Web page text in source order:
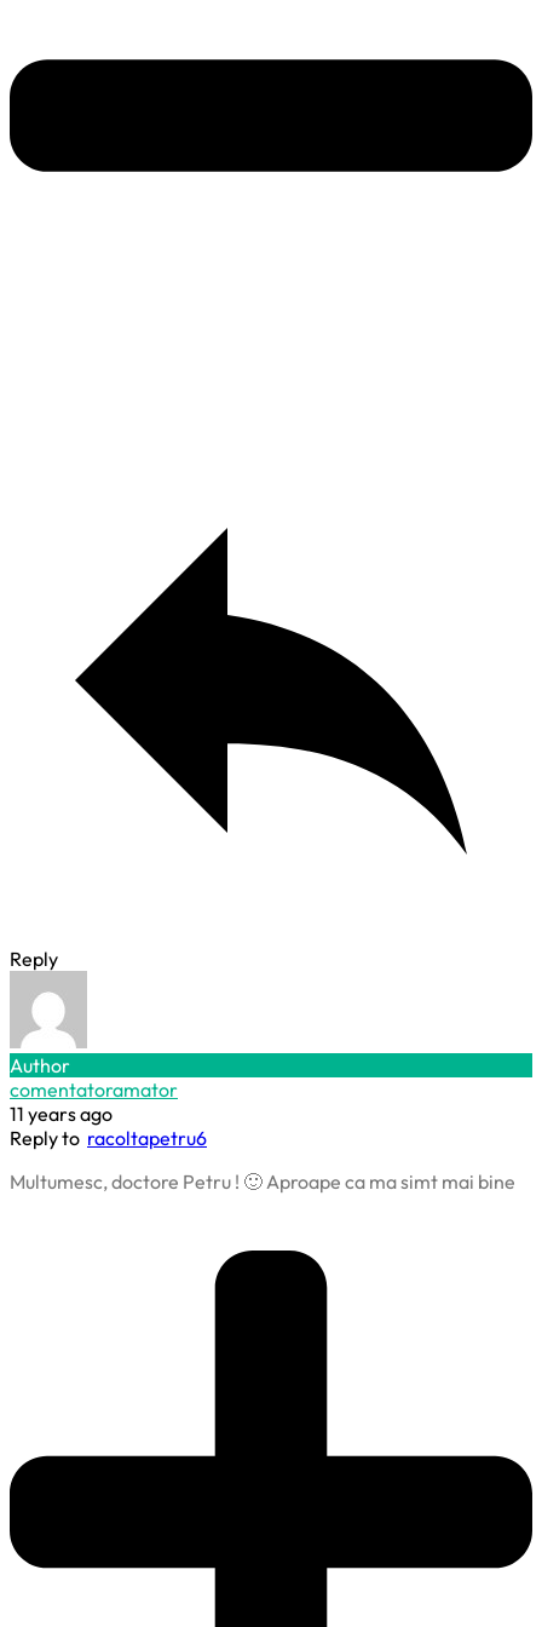
Reply
Author
comentatoramator
11 years ago
Reply to racoltapetru6
Multumesc, doctore Petru ! 🙂 Aproape ca ma simt mai bine